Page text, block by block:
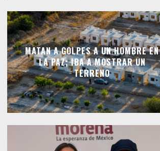
MATAN A GOLPES A UN HOMBRE EN
LA PAZ; IBA A MOSTRAR UN
TERRENO